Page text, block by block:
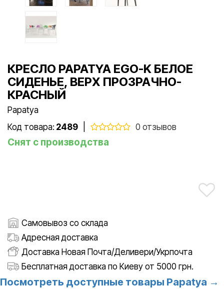
КРЕСЛО PAPATYA EGO-K БЕЛОЕ
СИДЕНЬЕ, ВЕРХ ПРОЗРАЧНО-
КРАСНЫЙ
Papatya
Код товара: 2489 0 отзывов
Снят с производства
Самовывоз со склада
Адресная доставка
Доставка Новая Почта/Деливери/Укрпочта
Бесплатная доставка по Киеву от 5000 грн.
Посмотреть доступные товары Papatya →